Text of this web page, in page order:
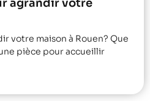
agrandir votre
votre maison à Rouen? Que
pièce pour accueillir